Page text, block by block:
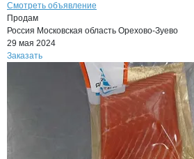
Смотреть объявление
Продам
Россия Московская область Орехово-Зуево
29 мая 2024
Заказать